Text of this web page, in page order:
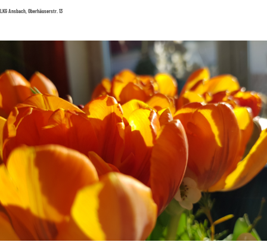
LKG Ansbach, Oberhäuserstr. 13